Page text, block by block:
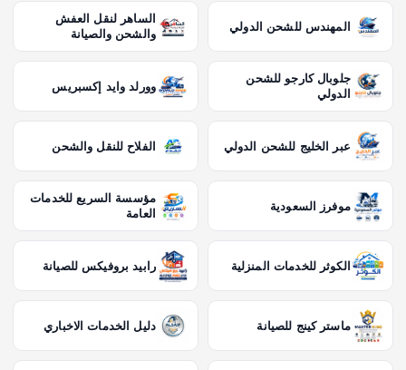
المهندس للشحن الدولي
الساهر لنقل العفش
والشحن والصيانة
جلوبال كارجو للشحن
الدولي
وورلد وايد إكسبريس
عبر الخليج للشحن الدولي الفلاح للنقل والشحن
موفرز السعودية
مؤسسة السريع للخدمات
العامة
الكوثر للخدمات المنزلية رابيد بروفيكس للصيانة
ماستر كينج للصيانة دليل الخدمات الاخباري